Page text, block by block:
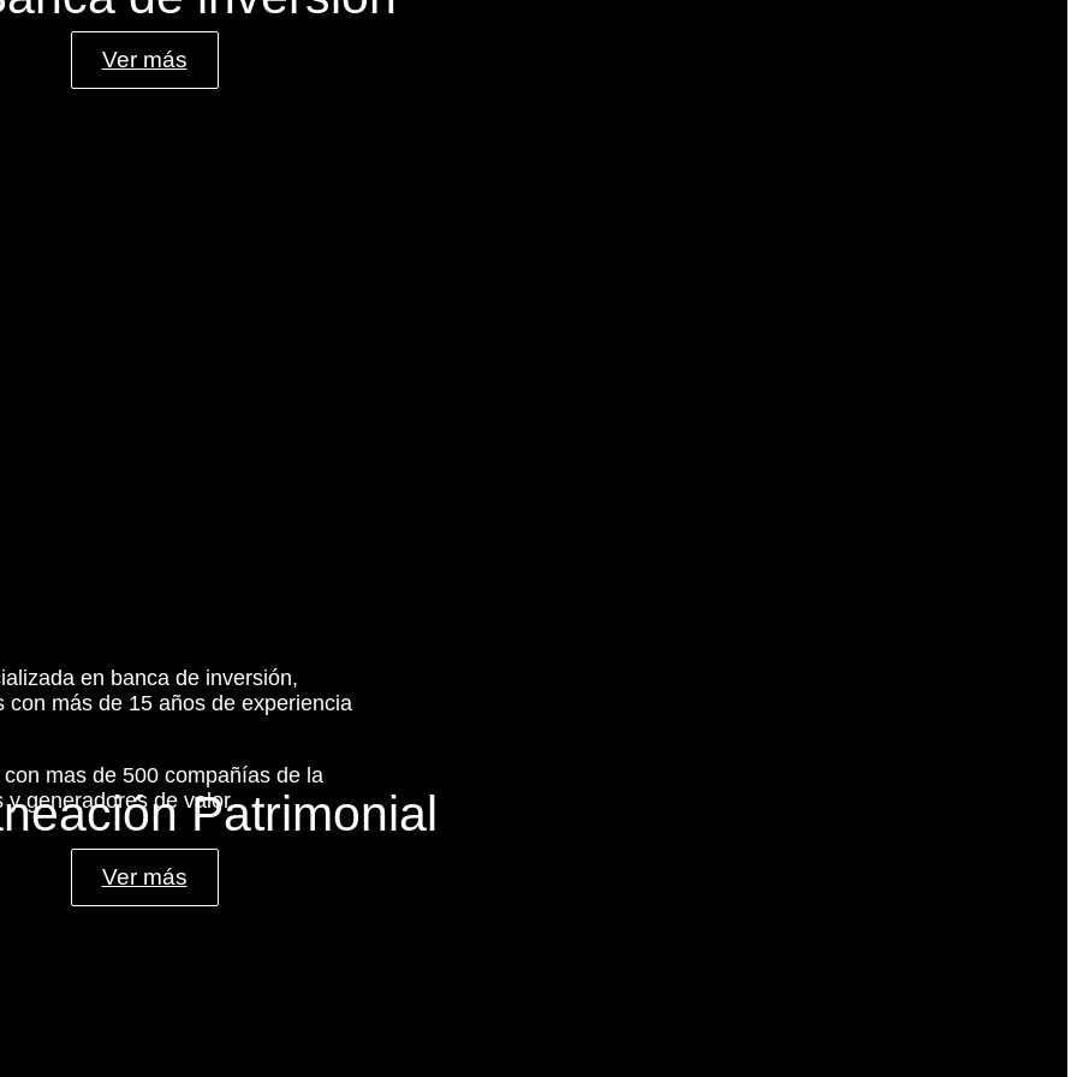
Ver más
Patrimonial
Ver más
en banca de inversión,
más de 15 años de experiencia
mas de 500 compañías de la
generadores de valor.